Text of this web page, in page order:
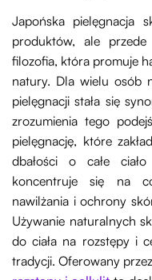
Japońska
produktów, ale przede
filozofia, która promuje
natury. Dla wielu osób
pielęgnacji stała się
zrozumienia tego
pielęgnację, które
dbałości o całe
koncentruje się na
nawilżania i ochrony
Używanie naturalnych
do ciała na rozstępy i
tradycji. Oferowany